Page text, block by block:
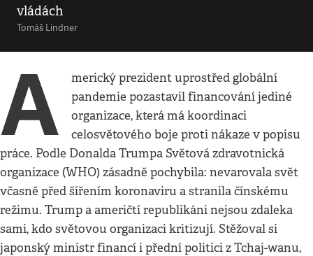
vládách
Tomáš Lindner
A
merický prezident uprostřed globální
pandemie pozastavil financování jediné
organizace, která má koordinaci
celosvětového boje proti nákaze v popisu
práce. Podle Donalda Trumpa Světová zdravotnická
organizace (WHO) zásadně pochybila: nevarovala svět
včasně před šířením koronaviru a stranila čínskému
režimu. Trump a američtí republikáni nejsou zdaleka
sami, kdo světovou organizaci kritizují. Stěžoval si
japonský ministr financí i přední politici z Tchaj-wanu,